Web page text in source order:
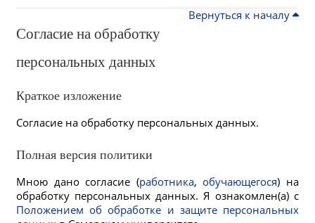
Вернуться к началу
Согласие на обработку
персональных данных
Краткое изложение
Согласие на обработку персональных данных.
Полная версия политики
Мною дано согласие (работника,обучающегося) на
обработку персональных данных. Я ознакомлен(а) с
Положением об обработке и защите персональных